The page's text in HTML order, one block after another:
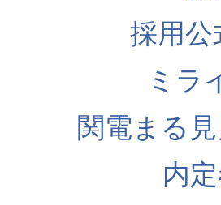
採用公
ミラ
関電まる
内